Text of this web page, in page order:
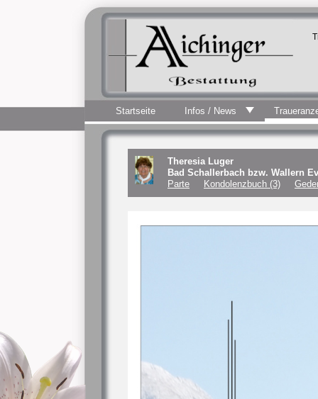
Startseite Infos / News
Theresia Luger
Bad Schallerbach bzw. Wallern
Parte
Kondolenzbuch (3)